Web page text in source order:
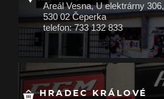
Areál Vesna, U elektrárny 306,
530 02 Čeperka
telefon: 733 132 833
HRADEC KRÁLOVÉ